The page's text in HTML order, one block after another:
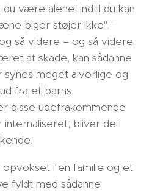
være alene, indtil du kan
piger støjer ikke"."
så videre – og så videre.
at skade, kan sådanne
meget alvorlige og
fra et barns
disse udefrakommende
bliver de i
i en familie og et
fyldt med sådanne